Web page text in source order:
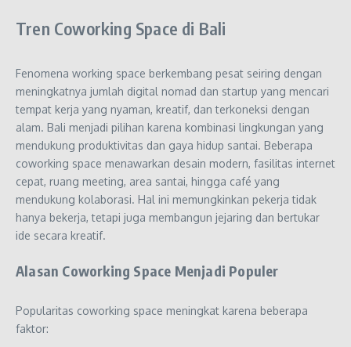
Tren Coworking Space di Bali
Fenomena working space berkembang pesat seiring dengan
meningkatnya jumlah digital nomad dan startup yang mencari
tempat kerja yang nyaman, kreatif, dan terkoneksi dengan
alam. Bali menjadi pilihan karena kombinasi lingkungan yang
mendukung produktivitas dan gaya hidup santai. Beberapa
coworking space menawarkan desain modern, fasilitas internet
cepat, ruang meeting, area santai, hingga café yang
mendukung kolaborasi. Hal ini memungkinkan pekerja tidak
hanya bekerja, tetapi juga membangun jejaring dan bertukar
ide secara kreatif.
Alasan Coworking Space Menjadi Populer
Popularitas coworking space meningkat karena beberapa
faktor: